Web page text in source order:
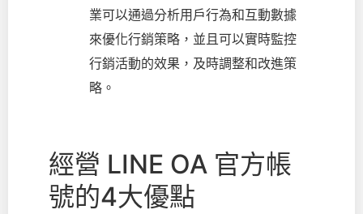
業可以通過分析用戶行為和互動數據
來優化行銷策略，並且可以實時監控
行銷活動的效果，及時調整和改進策
略。
經營 LINE OA 官方帳
號的4大優點